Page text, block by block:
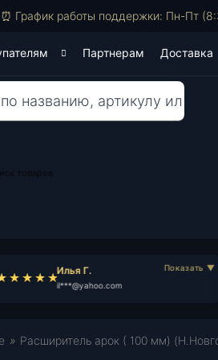
⏰ График работы поддержки: Пн-Пт
Партнерам Доставка
товаров
Илья Г.
il***@yahoo.com
» Расширитель арок ( 100 мм)